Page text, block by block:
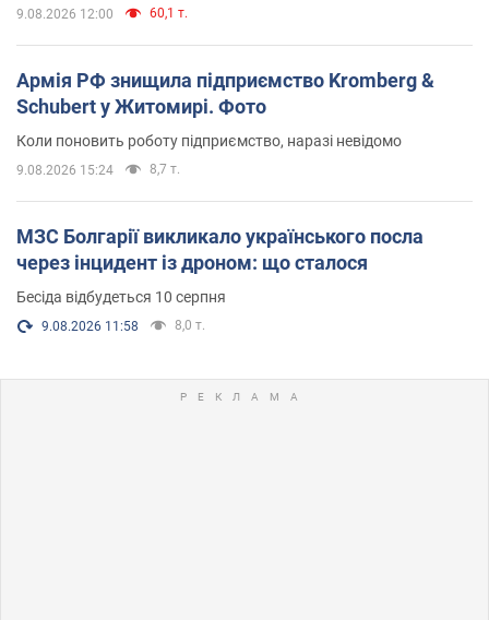
9.08.2026 12:00 60,1 т.
Армія РФ знищила підприємство Kromberg &
Schubert у Житомирі. Фото
Коли поновить роботу підприємство, наразі невідомо
9.08.2026 15:24 8,7 т.
МЗС Болгарії викликало українського посла
через інцидент із дроном: що сталося
Бесіда відбудеться 10 серпня
9.08.2026 11:58 8,0 т.